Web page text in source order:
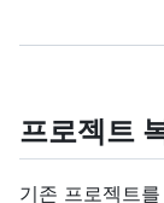
프로젝트
기존 프로젝트